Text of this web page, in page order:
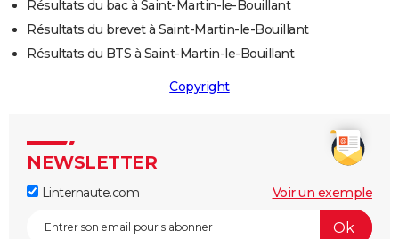
Résultats du bac à Saint-Martin-le-Bouillant
Résultats du brevet à Saint-Martin-le-Bouillant
Résultats du BTS à Saint-Martin-le-Bouillant
Copyright
NEWSLETTER
Linternaute.com Voir un exemple